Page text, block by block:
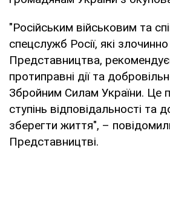
"Російським військовим та
спецслужб Росії, які
Представництва,
протиправні дії та
Збройним Силам України. Це
ступінь відповідальності та
зберегти життя", –
Представництві.